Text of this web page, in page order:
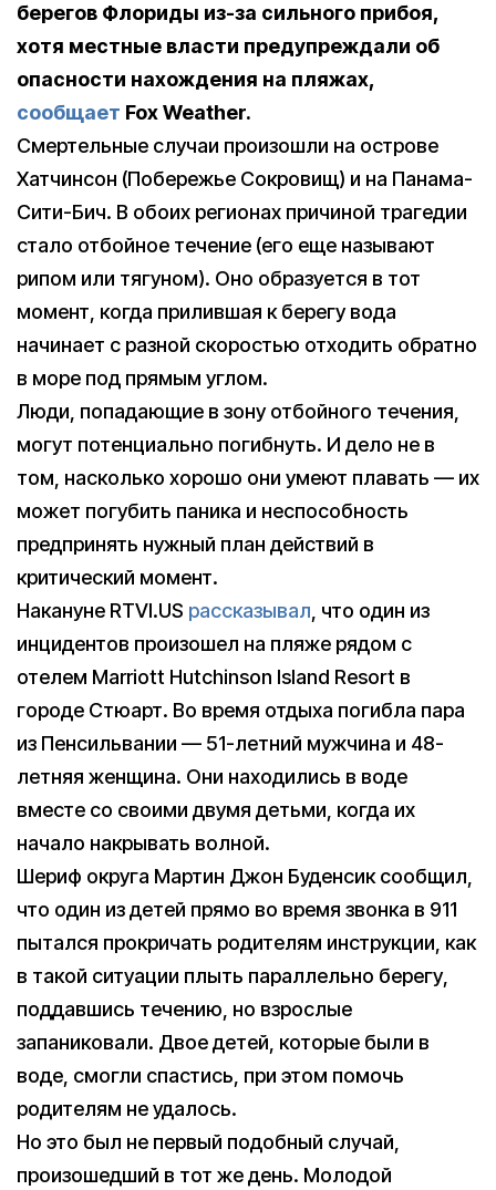
берегов Флориды из-за сильного прибоя,
хотя местные власти предупреждали об
опасности нахождения на пляжах,
сообщает Fox Weather.
Смертельные случаи произошли на острове
Хатчинсон (Побережье Сокровищ) и на Панама-
Сити-Бич. В обоих регионах причиной трагедии
стало отбойное течение (его еще называют
рипом или тягуном). Оно образуется в тот
момент, когда прилившая к берегу вода
начинает с разной скоростью отходить обратно
в море под прямым углом.
Люди, попадающие в зону отбойного течения,
могут потенциально погибнуть. И дело не в
том, насколько хорошо они умеют плавать — их
может погубить паника и неспособность
предпринять нужный план действий в
критический момент.
Накануне RTVI.US рассказывал, что один из
инцидентов произошел на пляже рядом с
отелем Marriott Hutchinson Island Resort в
городе Стюарт. Во время отдыха погибла пара
из Пенсильвании — 51-летний мужчина и 48-
летняя женщина. Они находились в воде
вместе со своими двумя детьми, когда их
начало накрывать волной.
Шериф округа Мартин Джон Буденсик сообщил,
что один из детей прямо во время звонка в 911
пытался прокричать родителям инструкции, как
в такой ситуации плыть параллельно берегу,
поддавшись течению, но взрослые
запаниковали. Двое детей, которые были в
воде, смогли спастись, при этом помочь
родителям не удалось.
Но это был не первый подобный случай,
произошедший в тот же день. Молодой